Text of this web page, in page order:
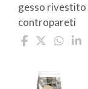
gesso rivestito
contropareti